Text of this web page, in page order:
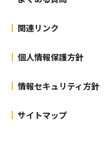
関連リンク
個人情報保護方針
情報セキュリティ方針
サイトマップ